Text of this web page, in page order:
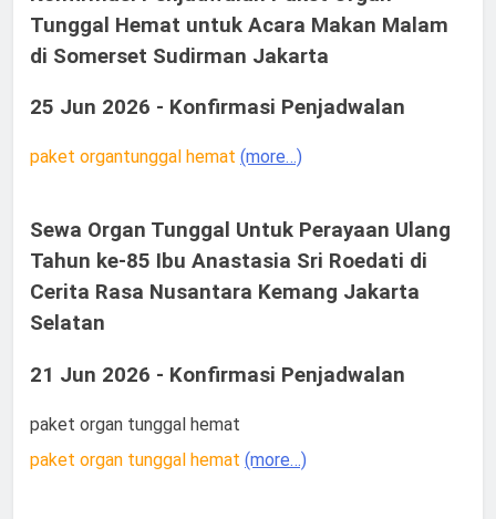
Tunggal Hemat untuk Acara Makan Malam
di Somerset Sudirman Jakarta
25 Jun 2026 - Konfirmasi Penjadwalan
paket organtunggal hemat (more…)
Sewa Organ Tunggal Untuk Perayaan Ulang
Tahun ke-85 Ibu Anastasia Sri Roedati di
Cerita Rasa Nusantara Kemang Jakarta
Selatan
21 Jun 2026 - Konfirmasi Penjadwalan
paket organ tunggal hemat
paket organ tunggal hemat (more…)